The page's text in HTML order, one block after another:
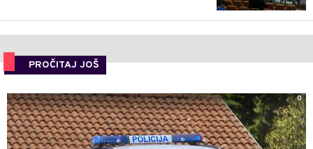
PROČITAJ JOŠ
0